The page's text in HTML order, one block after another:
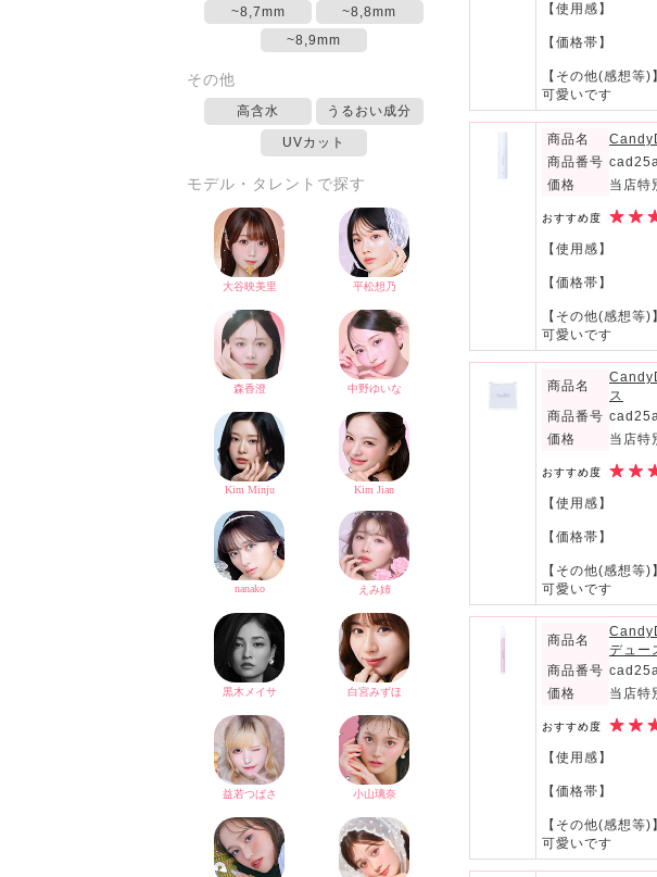
~8,7mm
~8,8mm
~8,9mm
その他
高含水 うるおい成分
UVカット
モデル・タレントで探す
【使用感】
【価格帯】
【その他(感想等)】
可愛いです
商品名
商品番号
価格
当店特
おすすめ度
【使用感】
【価格帯】
【その他(感想等)】
可愛いです
商品名
ス
商品番号
価格
当店特
おすすめ度
【使用感】
【価格帯】
【その他(感想等)】
可愛いです
商品名
デュー
商品番号
価格
当店特
おすすめ度
【使用感】
【価格帯】
【その他(感想等)】
可愛いです